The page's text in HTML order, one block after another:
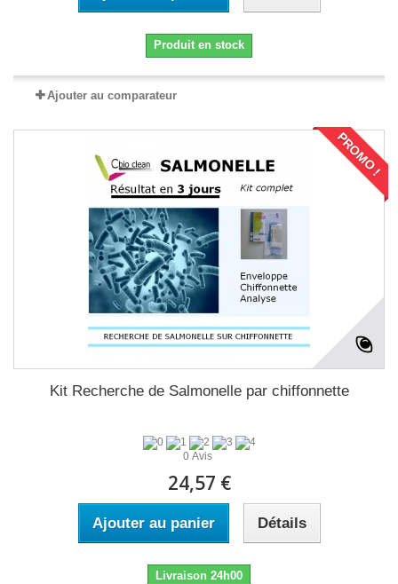
Produit en stock
Ajouter au comparateur
PROMO !
Kit Recherche de Salmonelle par chiffonnette
0 Avis
24,57 €
Ajouter au panier Détails
Livraison 24h00